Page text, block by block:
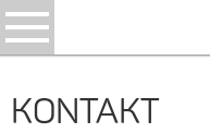
KONTAKT